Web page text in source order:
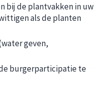
bij de plantvakken in uw
als de planten
geven,
burgerparticipatie te